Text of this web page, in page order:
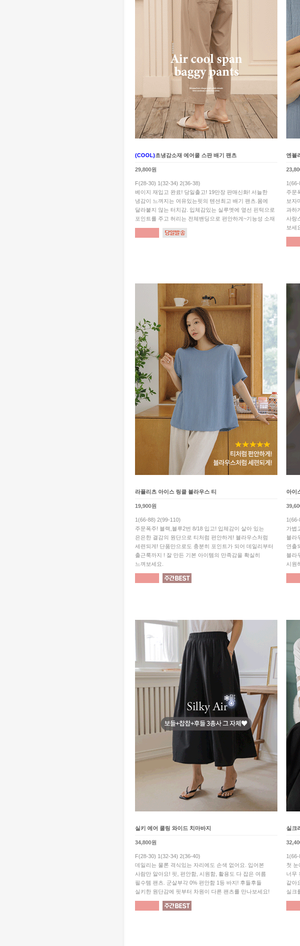
(COOL)초냉감소재 에어쿨 스판 배기 팬츠
29,800원
F(28-30) 1(32-34) 2(36-38)
베이지 재입고 완료! 당일출고! 19만장 판매신화! 서늘한
냉감이 느껴지는 여유있는핏의 텐션최고 배기 팬츠.몸에
달라붙지 않는 터치감. 입체감있는 실루엣에 옆선 핀턱으로
포인트를 주고 허리는 전체밴딩으로 편안하게~기능성 소재
엔블
주문
보자
과하
사랑
보세
라플리츠 아이스 링클 블라우스 티
19,900원
1(66-88) 2(99-110)
주문폭주! 블랙,블루2번 8/18 입고! 입체감이 살아 있는
은은한 결감의 원단으로 티처럼 편안하게! 블라우스처럼
세련되게! 단품만으로도 충분히 포인트가 되어 데일리부터
출근룩까지 ! 잘 만든 기본 아이템의 만족감을 확실히
느껴보세요.
아이
가볍
블라
연출
블라
시원
실키 에어 쿨링 와이드 치마바지
34,800원
F(28-30) 1(32-34) 2(36-40)
데일리는 물론 격식있는 자리에도 손색 없어요. 입어본
사람만 알아요! 핏, 편안함, 시원함, 활용도 다 잡은 여름
필수템 팬츠. 군살부각 0% 편안함 1등 바지! 후들후들
실키한 원단감에 핏부터 차원이 다른 팬츠를 만나보세요!
실크
첫 눈
너무
같아
실크